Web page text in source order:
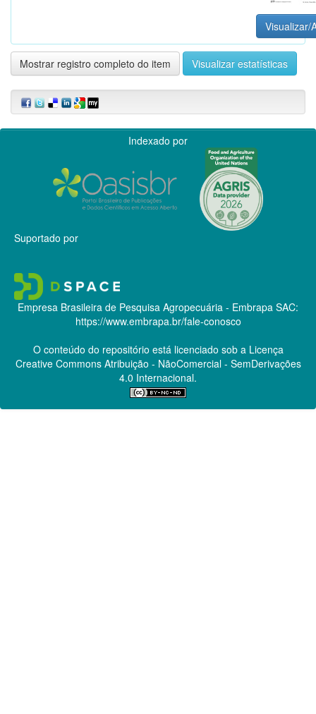
Visualizar/
Mostrar registro completo do item Visualizar estatísticas
Indexado por
Suportado por
Empresa Brasileira de Pesquisa Agropecuária - Embrapa SAC:
https://www.embrapa.br/fale-conosco
O conteúdo do repositório está licenciado sob a Licença
Creative CommonsAtribuição - NãoComercial - SemDerivações
4.0 Internacional.